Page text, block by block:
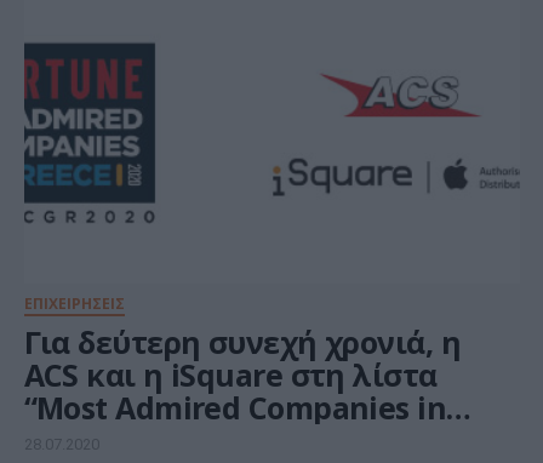
ΕΠΙΧΕΙΡΗΣΕΙΣ
Για δεύτερη συνεχή χρονιά, η
ACS και η iSquare στη λίστα
“Most Admired Companies in
Greece” του περιοδικού Fortune
28.07.2020